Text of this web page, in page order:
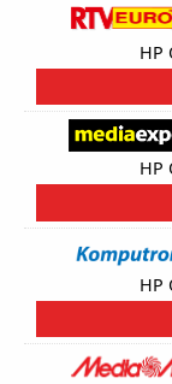
HP
HP
HP